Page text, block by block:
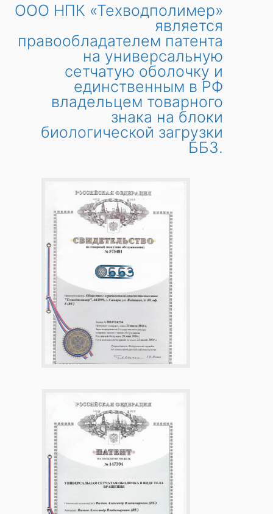
ООО НПК «Техводполимер»
является
правообладателем патента
на универсальную
сетчатую оболочку и
единственным в РФ
владельцем товарного
знака на блоки
биологической загрузки
ББЗ.